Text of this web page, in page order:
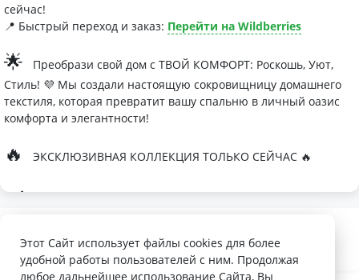
сейчас!
📍 Быстрый переход и заказ: Перейти на Wildberries
🌟
Преобрази свой дом с ТВОЙ КОМФОРТ: Роскошь, Уют,
Стиль! 💜 Мы создали настоящую сокровищницу домашнего
текстиля, которая превратит вашу спальню в личный оазис
комфорта и элегантности!
🔥 ЭКСКЛЮЗИВНАЯ КОЛЛЕКЦИЯ ТОЛЬКО СЕЙЧАС 🔥
🛏
Палитра изысканных оттенков:
- Темно-серый для минималистичных интерьеров
Этот Сайт использует файлы cookies для более
удобной работы пользователей с ним. Продолжая
любое дальнейшее использование Сайта, Вы